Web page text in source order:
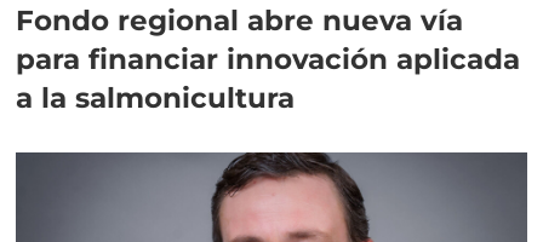
Fondo regional abre nueva vía
para financiar innovación aplicada
a la salmonicultura